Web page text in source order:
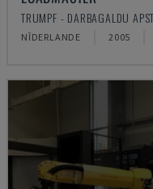
TRUMPF - DARBAGALDU
NĪDERLANDE 2005